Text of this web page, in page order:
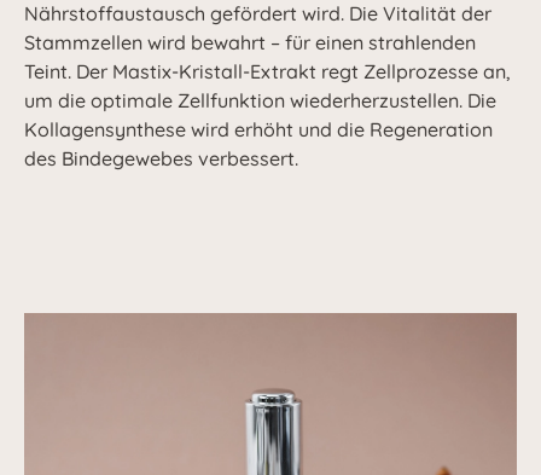
Nährstoffaustausch gefördert wird. Die Vitalität der
Stammzellen wird bewahrt – für einen strahlenden
Teint. Der Mastix-Kristall-Extrakt regt Zellprozesse an,
um die optimale Zellfunktion wiederherzustellen. Die
Kollagensynthese wird erhöht und die Regeneration
des Bindegewebes verbessert.